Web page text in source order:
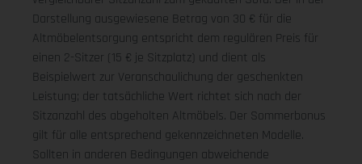
Darstellung ausgewiesene Betrag von 30 € für die
Altmöbelentsorgung entspricht dem regulären Preis für
einen 2-Sitzer (15 € je Sitzplatz) und dient als
Beispielwert zur Veranschaulichung der geschenkten
Leistung; der tatsächliche Wert richtet sich nach der
Sitzanzahl des abgeholten Altmöbels. Der Sommerbonus
gilt für alle entsprechend gekennzeichneten Modelle.
Sollten in anderen Bedingungen abweichende